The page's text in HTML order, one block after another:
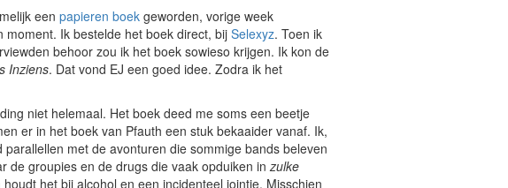
een papieren boekgeworden, vorige week
Ik bestelde het boek direct, bij Selexyz. Toen ik
behoor zou ik het boek sowieso krijgen. Ik kon de
Inziens. Dat vond EJ een goed idee. Zodra ik het
niet helemaal. Het boek deed me soms een beetje
er in het boek van Pfauth een stuk bekaaider vanaf. Ik,
met de avonturen die sommige bands beleven
de groupies en de drugs die vaak opduiken inzulke
het bij alcohol en een incidenteel jointje. Misschien